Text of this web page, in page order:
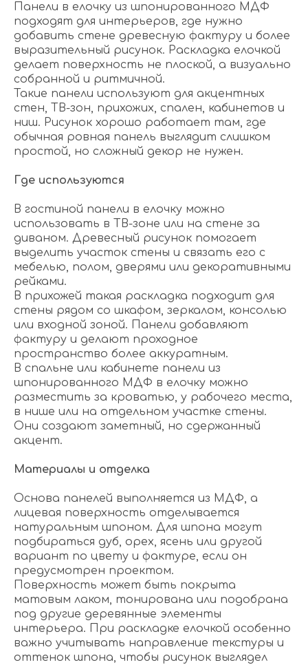
Панели в елочку из шпонированного МДФ
подходят для интерьеров, где нужно
добавить стене древесную фактуру и более
выразительный рисунок. Раскладка елочкой
делает поверхность не плоской, а визуально
собранной и ритмичной.
Такие панели используют для акцентных
стен, ТВ-зон, прихожих, спален, кабинетов и
ниш. Рисунок хорошо работает там, где
обычная ровная панель выглядит слишком
простой, но сложный декор не нужен.
Где используются
В гостиной панели в елочку можно
использовать в ТВ-зоне или на стене за
диваном. Древесный рисунок помогает
выделить участок стены и связать его с
мебелью, полом, дверями или декоративными
рейками.
В прихожей такая раскладка подходит для
стены рядом со шкафом, зеркалом, консолью
или входной зоной. Панели добавляют
фактуру и делают проходное
пространство более аккуратным.
В спальне или кабинете панели из
шпонированного МДФ в елочку можно
разместить за кроватью, у рабочего места,
в нише или на отдельном участке стены.
Они создают заметный, но сдержанный
акцент.
Материалы и отделка
Основа панелей выполняется из МДФ, а
лицевая поверхность отделывается
натуральным шпоном. Для шпона могут
подбираться дуб, орех, ясень или другой
вариант по цвету и фактуре, если он
предусмотрен проектом.
Поверхность может быть покрыта
матовым лаком, тонирована или подобрана
под другие деревянные элементы
интерьера. При раскладке елочкой особенно
важно учитывать направление текстуры и
оттенок шпона, чтобы рисунок выглядел